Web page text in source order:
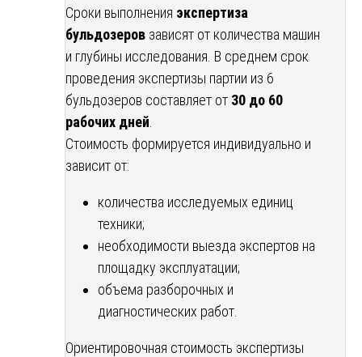
Сроки выполнения экспертиза
бульдозеров зависят от количества машин
и глубины исследования. В среднем срок
проведения экспертизы партии из 6
бульдозеров составляет от 30 до 60
рабочих дней
Стоимость формируется индивидуально и
зависит от:
количества исследуемых единиц
техники;
необходимости выезда экспертов на
площадку эксплуатации;
объема разборочных и
диагностических работ.
Ориентировочная стоимость экспертизы